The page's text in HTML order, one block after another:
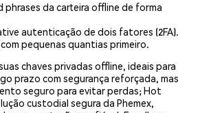
phrases da carteira offline de forma
autenticação de dois fatores (2FA).
pequenas quantias primeiro.
chaves privadas offline, ideais para
prazo com segurança reforçada, mas
seguro para evitar perdas; Hot
custodial segura da Phemex,